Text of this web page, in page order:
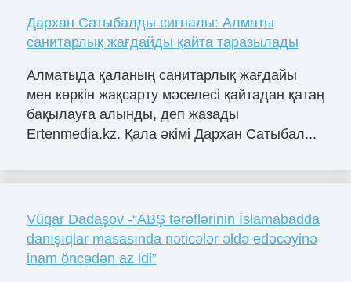
Дархан Сатыбалды сигналы: Алматы
санитарлық жағдайды қайта таразылады
Алматыда қаланың санитарлық жағдайы
мен көркін жақсарту мәселесі қайтадан қатаң
бақылауға алынды, деп жазады
Ertenmedia.kz. Қала әкімі Дархан Сатыбал...
Vüqar Dadaşov -“ABŞ tərəflərinin İslamabadda
danışıqlar masasında nəticələr əldə edəcəyinə
inam öncədən az idi”